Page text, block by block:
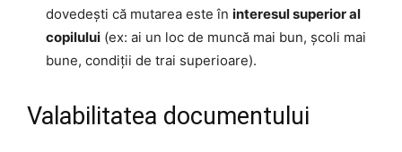
dovedești că mutarea este în interesul superior al
copilului (ex: ai un loc de muncă mai bun, școli mai
bune, condiții de trai superioare).
Valabilitatea documentului